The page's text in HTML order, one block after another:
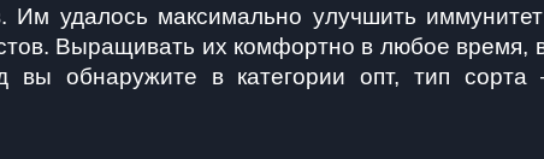
Им удалось максимально улучшить
Выращивать их комфортно в любое время,
обнаружите в категории опт, тип сорта